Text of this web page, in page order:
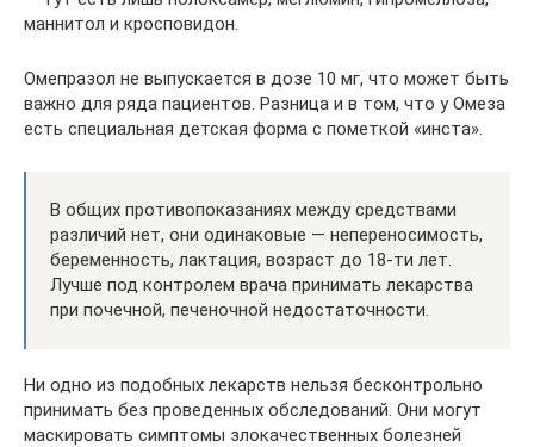
маннитол и кросповидон.
Омепразол не выпускается в дозе 10 мг, что может быть
важно для ряда пациентов. Разница и в том, что у Омеза
есть специальная детская форма с пометкой «инста».
В общих противопоказаниях между средствами
различий нет, они одинаковые — непереносимость,
беременность, лактация, возраст до 18-ти лет.
Лучше под контролем врача принимать лекарства
при почечной, печеночной недостаточности.
Ни одно из подобных лекарств нельзя бесконтрольно
принимать без проведенных обследований. Они могут
маскировать симптомы злокачественных болезней